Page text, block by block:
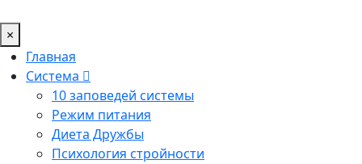
×
Главная
Система
10 заповедей системы
Режим питания
Диета Дружбы
Психология стройности